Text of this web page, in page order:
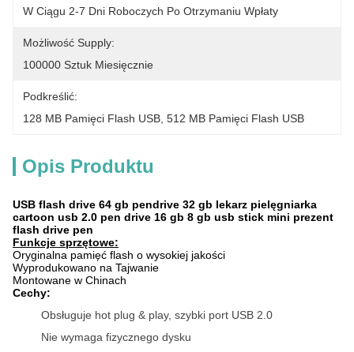
W Ciągu 2-7 Dni Roboczych Po Otrzymaniu Wpłaty
Możliwość Supply:
100000 Sztuk Miesięcznie
Podkreślić:
128 MB Pamięci Flash USB 512 MB Pamięci Flash USB
Opis Produktu
USB flash drive 64 gb pendrive 32 gb lekarz pielęgniarka
cartoon usb 2.0 pen drive 16 gb 8 gb usb stick mini prezent
flash drive pen
Funkcje sprzętowe:
Oryginalna pamięć flash o wysokiej jakości
Wyprodukowano na Tajwanie
Montowane w Chinach
Cechy:
Obsługuje hot plug & play, szybki port USB 2.0
Nie wymaga fizycznego dysku